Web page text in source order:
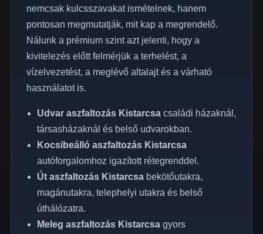
nemcsak kulcsszavakat ismételnek, hanem
pontosan megmutatják, mit kap a megrendelő.
Nálunk a prémium szint azt jelenti, hogy a
kivitelezés előtt felmérjük a terhelést, a
vízelvezetést, a meglévő altalajt és a várható
használatot is.
Udvar aszfaltozás Kistarcsacsaládi házaknál,
társasházaknál és belső udvarokban.
Kocsibeálló aszfaltozás Kistarcsa
autóforgalomhoz igazított rétegrenddel.
Út aszfaltozás Kistarcsabekötőutakra,
magánutakra, telephelyi utakra és belső
úthálózatra.
Meleg aszfaltozás Kistarcsagyors